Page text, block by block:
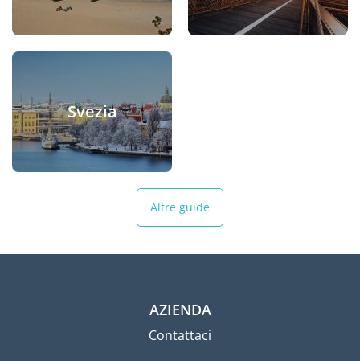
Svezia
Altre guide
AZIENDA
Contattaci